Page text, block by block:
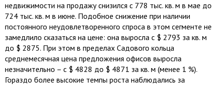
недвижимости на продажу снизился с 778 тыс. кв. м в мае до
724 тыс. кв. м в июне. Подобное снижение при наличии
постоянного неудовлетворенного спроса в этом сегменте не
замедлило сказаться на цене: она выросла с $ 2793 за кв. м
до $ 2875. При этом в пределах Садового кольца
среднемесячная цена предложения офисов выросла
незначительно – с $ 4828 до $ 4871 за кв. м (менее 1 %).
Гораздо более высокие темпы роста наблюдались за